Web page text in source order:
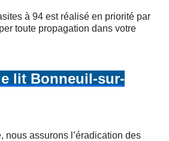
à 94 est réalisé en priorité par
toute propagation dans votre
lit Bonneuil-sur-
nous assurons l’éradication des